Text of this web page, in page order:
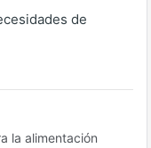
de
la alimentación